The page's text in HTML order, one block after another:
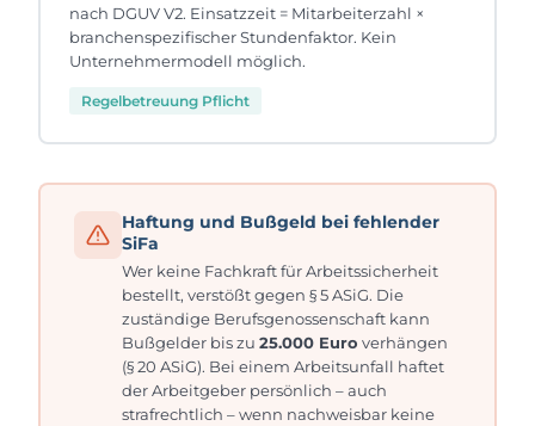
nach DGUV V2. Einsatzzeit = Mitarbeiterzahl ×
branchenspezifischer Stundenfaktor. Kein
Unternehmermodell möglich.
Regelbetreuung Pflicht
Haftung und Bußgeld bei fehlender
SiFa
Wer keine Fachkraft für Arbeitssicherheit
bestellt, verstößt gegen § 5 ASiG. Die
zuständige Berufsgenossenschaft kann
Bußgelder bis zu 25.000 Euro verhängen
(§ 20 ASiG). Bei einem Arbeitsunfall haftet
der Arbeitgeber persönlich – auch
strafrechtlich – wenn nachweisbar keine